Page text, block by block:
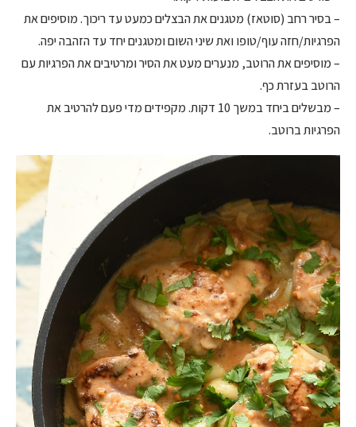
– בסיר רחב (סוטאז) מטגנים את הבצלים כמעט עד ריכוך. מוסיפים את
הפרגיות/חזה עוף/טופו ואת שיני השום ומטגנים יחד עד הזהבה יפה.
– מוסיפים את הרוטב, מנערים מעט את הסיר ומרטיבים את הפרגיות עם
הרוטב בעזרת כף.
– מבשלים ביחד במשך 10 דקות. מקפידים מדי פעם להרטיב את
הפרגיות ברוטב.